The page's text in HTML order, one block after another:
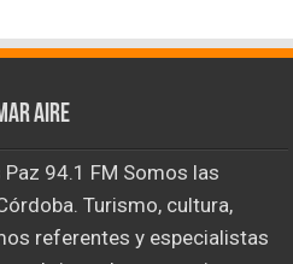
aire
94.1 FM Somos las
Turismo, cultura,
referentes y especialistas